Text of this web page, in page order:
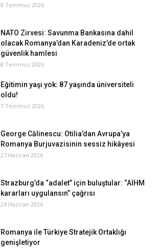
8 Temmuz 2026
NATO Zirvesi: Savunma Bankasına dahil
olacak Romanya’dan Karadeniz’de ortak
güvenlik hamlesi
8 Temmuz 2026
Eğitimin yaşı yok: 87 yaşında üniversiteli
oldu!
7 Temmuz 2026
George Călinescu: Otilia’dan Avrupa’ya
Romanya Burjuvazisinin sessiz hikâyesi
27 Haziran 2026
Strazburg’da “adalet” için buluştular: “AİHM
kararları uygulansın” çağrısı
24 Haziran 2026
Romanya ile Türkiye Stratejik Ortaklığı
genişletiyor